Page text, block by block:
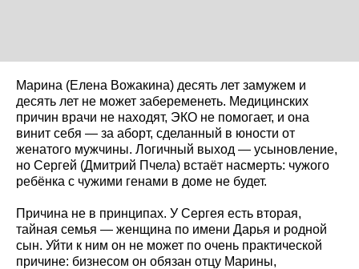
Марина (Елена Вожакина) десять лет замужем и
десять лет не может забеременеть. Медицинских
причин врачи не находят, ЭКО не помогает, и она
винит себя — за аборт, сделанный в юности от
женатого мужчины. Логичный выход — усыновление,
но Сергей (Дмитрий Пчела) встаёт насмерть: чужого
ребёнка с чужими генами в доме не будет.
Причина не в принципах. У Сергея есть вторая,
тайная семья — женщина по имени Дарья и родной
сын. Уйти к ним он не может по очень практической
причине: бизнесом он обязан отцу Марины,